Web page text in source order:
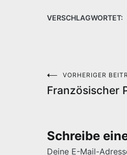
VERSCHLAGWORTET:
VORHERIGER
Französischer
Schreibe
Deine E-Mail-